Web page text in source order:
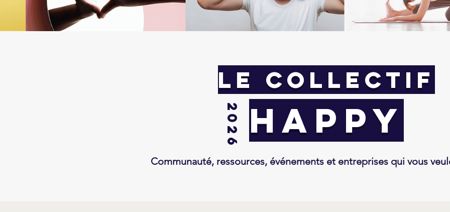
2026
lE COLLECTIF
happy
Communauté, ressources, événements et entreprises qui vous